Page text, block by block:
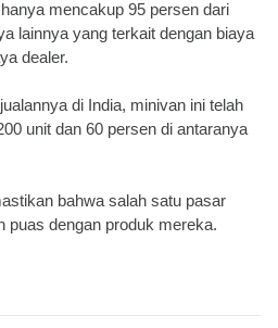
mencakup 95 persen dari
lainnya yang terkait dengan biaya
dealer.
di India, minivan ini telah
unit dan 60 persen di antaranya
bahwa salah satu pasar
puas dengan produk mereka.